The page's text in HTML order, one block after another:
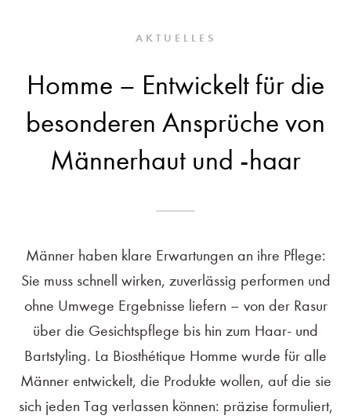
AKTUELLES
Homme – Entwickelt für die
besonderen Ansprüche von
Männerhaut und -haar
Männer haben klare Erwartungen an ihre Pflege:
Sie muss schnell wirken, zuverlässig performen und
ohne Umwege Ergebnisse liefern – von der Rasur
über die Gesichtspflege bis hin zum Haar- und
Bartstyling. La Biosthétique Homme wurde für alle
Männer entwickelt, die Produkte wollen, auf die sie
sich jeden Tag verlassen können: präzise formuliert,